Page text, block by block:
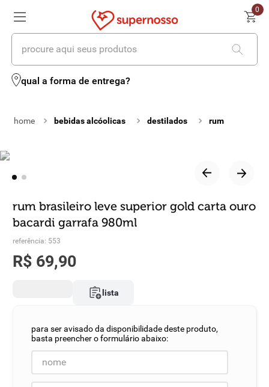
0
procure aqui seus produtos
qual a forma de entrega?
bebidas alcóolicas destilados rum
rum brasileiro leve superior gold carta ouro
bacardi garrafa 980ml
referência: 553
R$ 69,90
lista
termos mais buscados
2º leite
queijo
6º biscoito
7
10º chocolate